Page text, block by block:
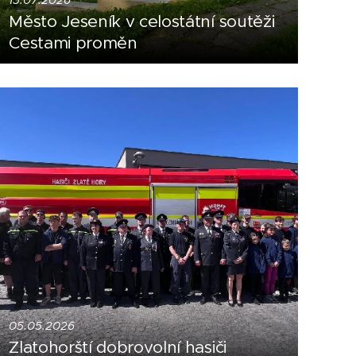
Město Jeseník v celostátní soutěži
Cestami proměn
05.05.2026
Zlatohorští dobrovolní hasiči